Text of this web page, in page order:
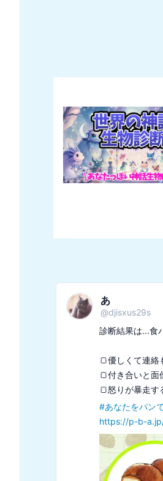
あ
@djisxus29s
診断結果は...食
🍞優しくて連絡
🍞付き合いと面
#あなたをパン
https://p-b-